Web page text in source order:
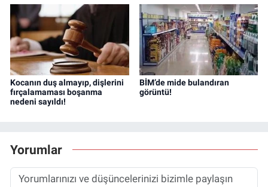
Kocanın duş almayıp, dişlerini
fırçalamaması boşanma
nedeni sayıldı!
BİM’de mide bulandıran
görüntü!
Yorumlar